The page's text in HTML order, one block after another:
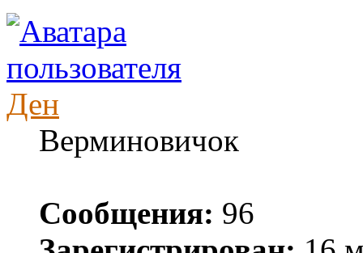
Ден
Верминовичок
Сообщения: 96